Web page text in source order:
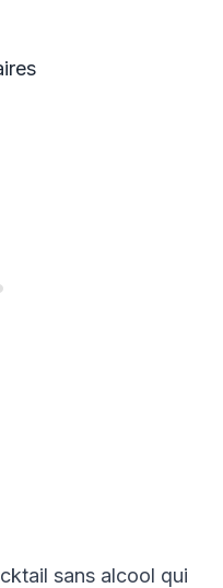
sans alcool qui